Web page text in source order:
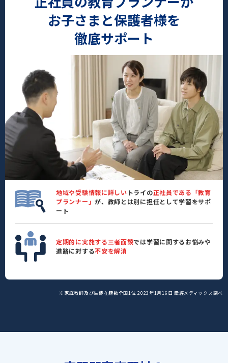
お子さまと保護者様を
徹底サポート
地域や受験情報に詳しい トライの正社員である「教育
プランナー」が、教師とは別に担任として学習をサポ
ート
定期的に実施する三者面談では学習に関するお悩みや
進路に対する不安を解消
※家庭教師及び生徒在籍数全国1位 2023年1月16日 産經メディックス調べ